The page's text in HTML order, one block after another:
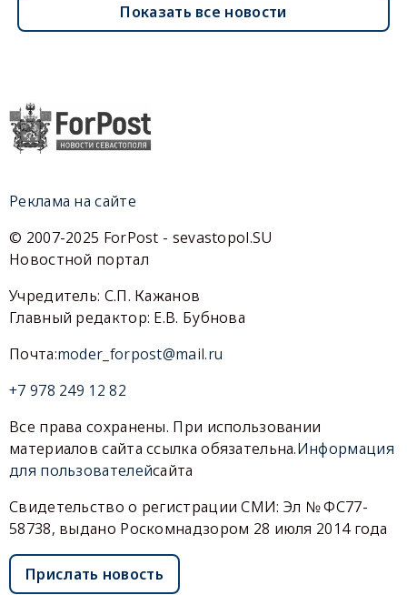
Показать все новости
Реклама на сайте
© 2007-2025 ForPost - sevastopol.SU
Новостной портал
Учредитель: С.П. Кажанов
Главный редактор: Е.В. Бубнова
Почта:moder_forpost@mail.ru
+7 978 249 12 82
Все права сохранены. При использовании
материалов сайта ссылка обязательна.Информация
для пользователейсайта
Свидетельство о регистрации СМИ: Эл № ФС77-
58738, выдано Роскомнадзором 28 июля 2014 года
Прислать новость